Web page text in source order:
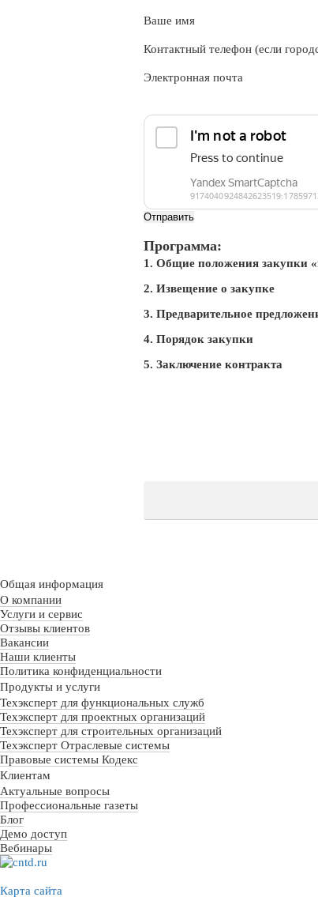
Ваше имя
Контактный телефон (если
Электронная почта
Отправить
Программа:
1. Общие положения закупки
2. Извещение о закупке
3. Предварительное
4. Порядок закупки
5. Заключение контракта
Общая информация
О компании
Услуги и сервис
Отзывы клиентов
Вакансии
Наши клиенты
Политика конфиденциальности
Продукты и услуги
Техэксперт для функциональных служб
Техэксперт для проектных организаций
Техэксперт для строительных организаций
Техэксперт Отраслевые системы
Правовые системы Кодекс
Клиентам
Актуальные вопросы
Профессиональные газеты
Блог
Демо доступ
Вебинары
Карта сайта